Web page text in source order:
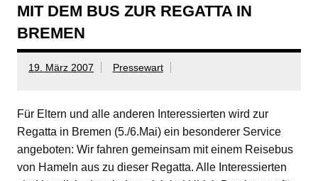
MIT DEM BUS ZUR REGATTA IN
BREMEN
19. März 2007 Pressewart
Für Eltern und alle anderen Interessierten wird zur
Regatta in Bremen (5./6.Mai) ein besonderer Service
angeboten: Wir fahren gemeinsam mit einem Reisebus
von Hameln aus zu dieser Regatta. Alle Interessierten